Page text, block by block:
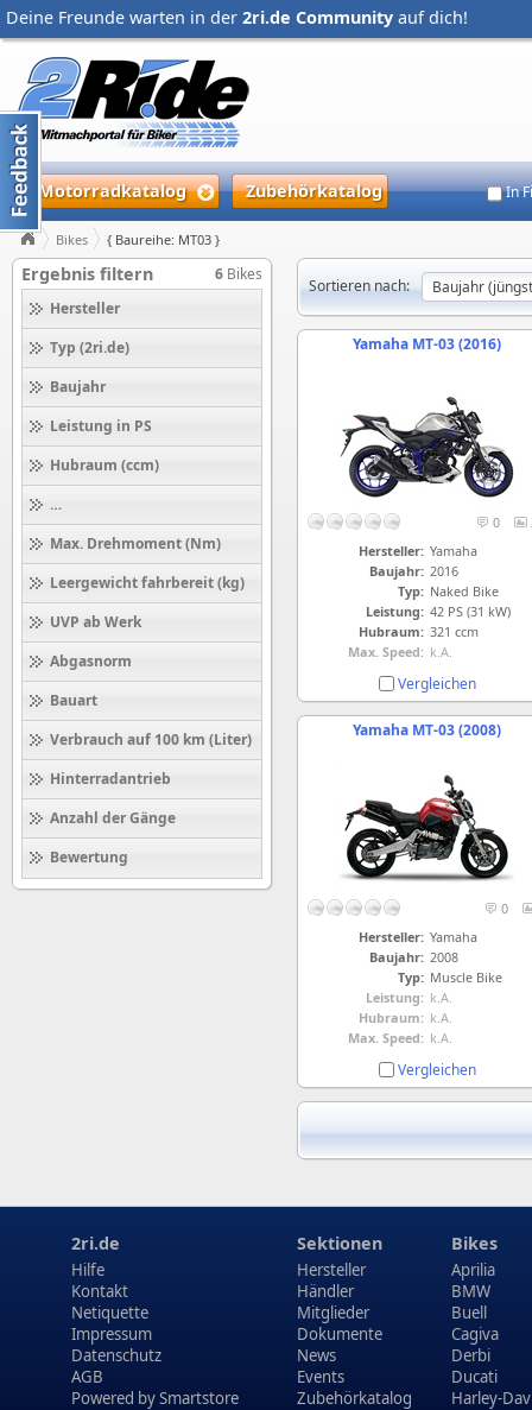
Deine Freunde warten in der 2ri.de Community auf dich!
Motorradkatalog Zubehörkatalog In
Bikes { Baureihe: MT03 }
Ergebnis filtern 6 Bikes
Hersteller
Typ (2ri.de)
Baujahr
Leistung in PS
Hubraum (ccm)
Höchstgeschwindigkeit (km/h)
Max. Drehmoment (Nm)
Leergewicht fahrbereit (kg)
UVP ab Werk
Abgasnorm
Bauart
Verbrauch auf 100 km (Liter)
Hinterradantrieb
Anzahl der Gänge
Bewertung
Sortieren nach:
Yamaha MT-03 (2016)
0
Hersteller: Yamaha
Baujahr: 2016
Typ: Naked Bike
Leistung: 42 PS (31 kW)
Hubraum: 321 ccm
Max. Speed: k.A.
Vergleichen
Yamaha MT-03 (2008)
0
Hersteller: Yamaha
Baujahr: 2008
Typ: Muscle Bike
Leistung: k.A.
Hubraum: k.A.
Max. Speed: k.A.
Vergleichen
2ri.de
Hilfe
Kontakt
Netiquette
Impressum
Datenschutz
AGB
Powered bySmartstore
Sektionen
Hersteller
Händler
Mitglieder
Dokumente
News
Events
Zubehörkatalog
Bikes
Aprilia
BMW
Buell
Cagiva
Derbi
Ducati
Harley-